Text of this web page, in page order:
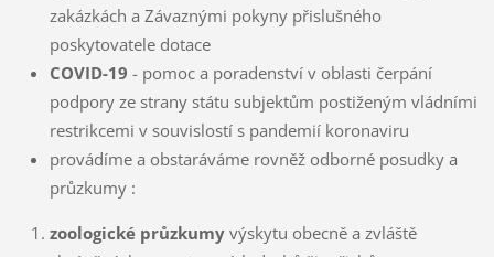
zakázkách a Závaznými pokyny přislušného
poskytovatele dotace
COVID-19 - pomoc a poradenství v oblasti čerpání
podpory ze strany státu subjektům postiženým vládními
restrikcemi v souvislostí s pandemií koronaviru
provádíme a obstaráváme rovněž odborné posudky a
průzkumy :
zoologické průzkumy výskytu obecně a zvláště